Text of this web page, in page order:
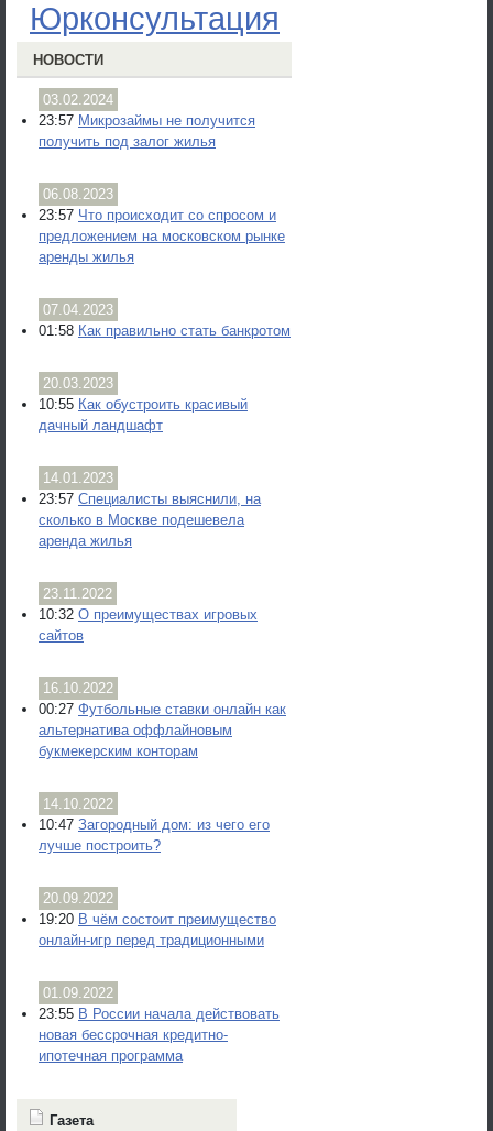
Юрконсультация
НОВОСТИ
03.02.2024
23:57 Микрозаймы не получится
получить под залог жилья
06.08.2023
23:57 Что происходит со спросом и
предложением на московском рынке
аренды жилья
07.04.2023
01:58 Как правильно стать банкротом
20.03.2023
10:55 Как обустроить красивый
дачный ландшафт
14.01.2023
23:57 Специалисты выяснили, на
сколько в Москве подешевела
аренда жилья
23.11.2022
10:32 О преимуществах игровых
сайтов
16.10.2022
00:27 Футбольные ставки онлайн как
альтернатива оффлайновым
букмекерским конторам
14.10.2022
10:47 Загородный дом: из чего его
лучше построить?
20.09.2022
19:20 В чём состоит преимущество
онлайн-игр перед традиционными
01.09.2022
23:55 В России начала действовать
новая бессрочная кредитно-
ипотечная программа
Газета